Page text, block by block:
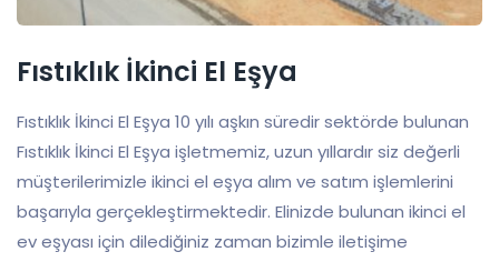
Fıstıklık İkinci El Eşya
Fıstıklık İkinci El Eşya 10 yılı aşkın süredir sektörde bulunan
Fıstıklık İkinci El Eşya işletmemiz, uzun yıllardır siz değerli
müşterilerimizle ikinci el eşya alım ve satım işlemlerini
başarıyla gerçekleştirmektedir. Elinizde bulunan ikinci el
ev eşyası için dilediğiniz zaman bizimle iletişime